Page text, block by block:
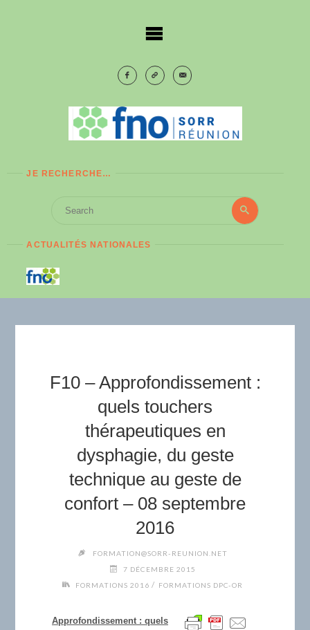
JE RECHERCHE…
Search
Search
ACTUALITÉS NATIONALES
F10 – Approfondissement :
quels touchers
thérapeutiques en
dysphagie, du geste
technique au geste de
confort – 08 septembre
2016
FORMATION@SORR-REUNION.NET
7 DÉCEMBRE 2015
FORMATIONS 2016 / FORMATIONS DPC-OR
Approfondissement : quels